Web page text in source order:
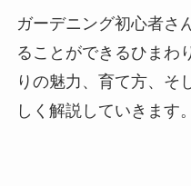
ガーデニング初心者さ
ることができるひまわ
りの魅力、育て方、そ
しく解説していきます。